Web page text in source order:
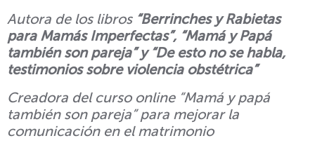
Autora de los libros “Berrinches y Rabietas
para Mamás Imperfectas”, “Mamá y Papá
también son pareja” y “De esto no se habla,
testimonios sobre violencia obstétrica”
Creadora del curso online “Mamá y papá
también son pareja” para mejorar la
comunicación en el matrimonio